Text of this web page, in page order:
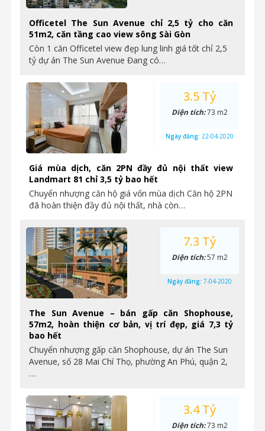
Officetel The Sun Avenue chỉ 2,5 tỷ cho căn
51m2, căn tầng cao view sông Sài Gòn
Còn 1 căn Officetel view đẹp lung linh giá tốt chỉ 2,5
tỷ dự án The Sun Avenue Đang có…
Giá mùa dịch, căn 2PN đầy đủ nội thất view
Landmart 81 chỉ 3,5 tỷ bao hết
Chuyển nhượng căn hộ giá vốn mùa dịch Căn hộ 2PN
đã hoàn thiện đầy đủ nội thất, nhà còn…
3.5 Tỷ
Diện tích:73 m2
Ngày đăng: 22-04-2020
The Sun Avenue – bán gấp căn Shophouse,
57m2, hoàn thiện cơ bản, vị trí đẹp, giá 7,3 tỷ
bao hết
Chuyển nhượng gấp căn Shophouse, dự án The Sun
Avenue, số 28 Mai Chí Thọ, phường An Phú, quận 2,
…
7.3 Tỷ
Diện tích:57 m2
Ngày đăng: 7-04-2020
3.4 Tỷ
Diện tích:73 m2